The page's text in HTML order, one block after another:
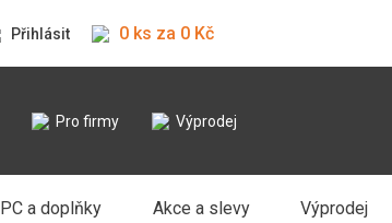
Přihlásit 0 ks za 0 Kč
Pro firmy Výprodej
PC a doplňky Akce a slevy Výprodej